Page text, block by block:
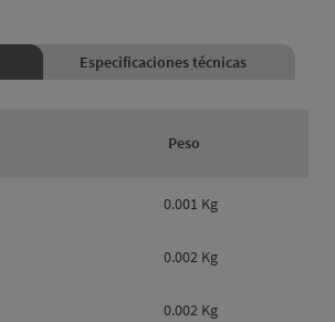
Especificaciones técnicas
Peso
0.001 Kg
0.002 Kg
0.002 Kg